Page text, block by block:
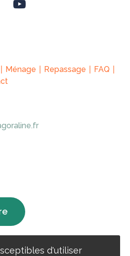
d'utiliser
Ménage Repassage
FAQ